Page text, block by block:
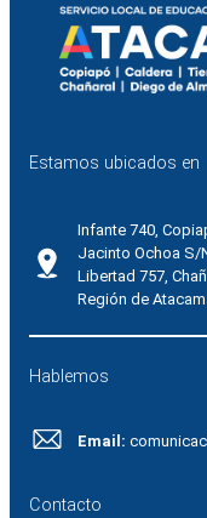
Estamos ubicados en
Infante 740,
Jacinto Ochoa S/
Libertad 757,
Región de
Hablemos
Email:
Contacto